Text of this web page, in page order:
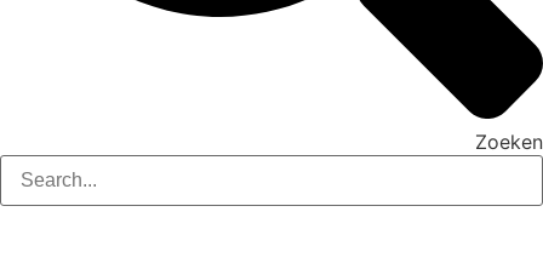
Zoeken